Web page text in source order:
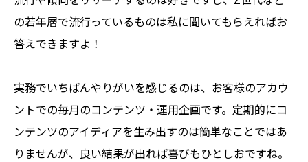
の若年層で流行っているものは私に聞いてもらえればお
答えできますよ！
実務でいちばんやりがいを感じるのは、お客様のアカウ
ントでの毎月のコンテンツ・運用企画です。定期的にコ
ンテンツのアイディアを生み出すのは簡単なことではあ
りませんが、良い結果が出れば喜びもひとしおですね。